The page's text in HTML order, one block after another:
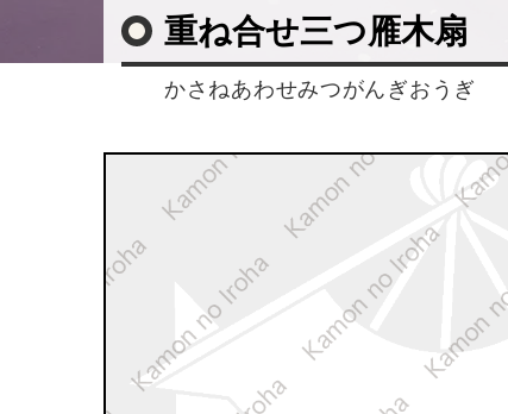
重ね合せ三つ雁木扇
かさねあわせみつがんぎおうぎ